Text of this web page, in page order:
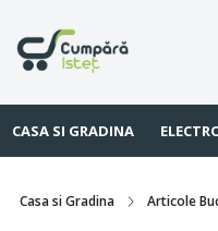
CASA SI GRADINA
Casa si Gradina Articole